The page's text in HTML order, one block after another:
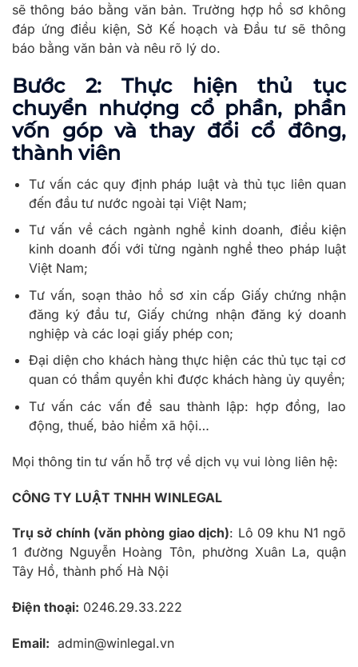
sẽ thông báo bằng văn bản. Trường hợp hồ sơ không
đáp ứng điều kiện, Sở Kế hoạch và Đầu tư sẽ thông
báo bằng văn bản và nêu rõ lý do.
Bước 2: Thực hiện thủ tục
chuyển nhượng cổ phần, phần
vốn góp và thay đổi cổ đông,
thành viên
Tư vấn các quy định pháp luật và thủ tục liên quan
đến đầu tư nước ngoài tại Việt Nam;
Tư vấn về cách ngành nghề kinh doanh, điều kiện
kinh doanh đối với từng ngành nghề theo pháp luật
Việt Nam;
Tư vấn, soạn thảo hồ sơ xin cấp Giấy chứng nhận
đăng ký đầu tư, Giấy chứng nhận đăng ký doanh
nghiệp và các loại giấy phép con;
Đại diện cho khách hàng thực hiện các thủ tục tại cơ
quan có thẩm quyền khi được khách hàng ủy quyền;
Tư vấn các vấn đề sau thành lập: hợp đồng, lao
động, thuế, bảo hiểm xã hội…
Mọi thông tin tư vấn hỗ trợ về dịch vụ vui lòng liên hệ:
CÔNG TY LUẬT TNHH WINLEGAL
Trụ sở chính (văn phòng giao dịch): Lô 09 khu N1 ngõ
1 đường Nguyễn Hoàng Tôn, phường Xuân La, quận
Tây Hồ, thành phố Hà Nội
Điện thoại: 0246.29.33.222
Email: admin@winlegal.vn